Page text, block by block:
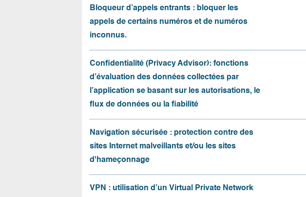
Bloqueur d’appels entrants : bloquer les
appels de certains numéros et de numéros
inconnus.
Confidentialité (Privacy Advisor): fonctions
d’évaluation des données collectées par
l’application se basant sur les autorisations, le
flux de données ou la fiabilité
Navigation sécurisée : protection contre des
sites Internet malveillants et/ou les sites
d'hameçonnage
VPN : utilisation d’un Virtual Private Network